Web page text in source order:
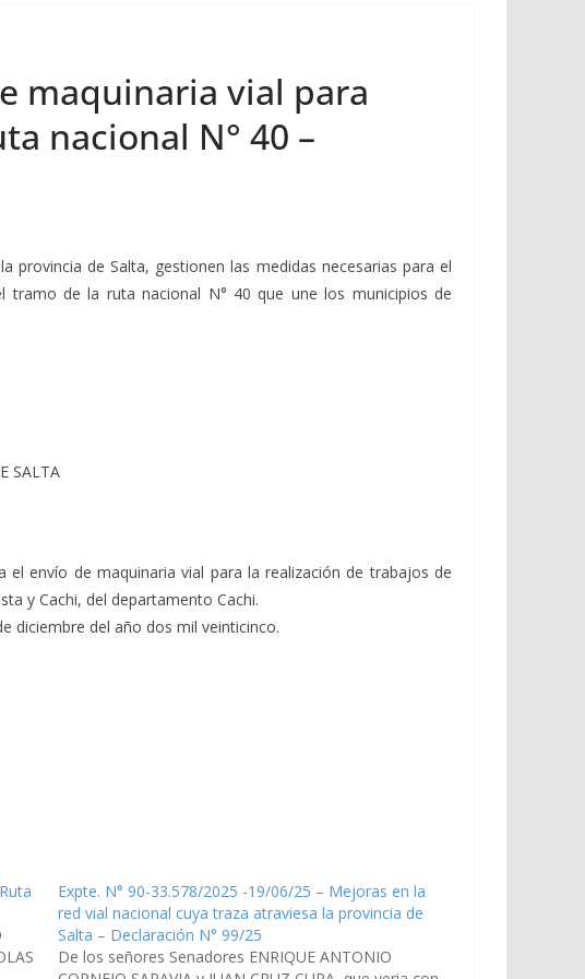
maquinaria vial para
nacional N° 40 –
provincia de Salta, gestionen las medidas necesarias para el
de la ruta nacional N° 40 que une los municipios de
SALTA
envío de maquinaria vial para la realización de trabajos de
y Cachi, del departamento Cachi.
diciembre del año dos mil veinticinco.
Expte. N° 90-33.578/2025 -19/06/25 – Mejoras en la
red vial nacional cuya traza atraviesa la provincia de
Salta – Declaración N° 99/25
De los señores Senadores ENRIQUE ANTONIO